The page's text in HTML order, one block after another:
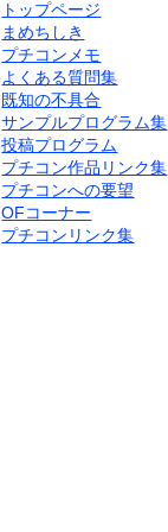
トップページ
まめちしき
プチコンメモ
よくある質問集
既知の不具合
サンプルプログラム集
投稿プログラム
プチコン作品リンク集
プチコンへの要望
OFコーナー
プチコンリンク集